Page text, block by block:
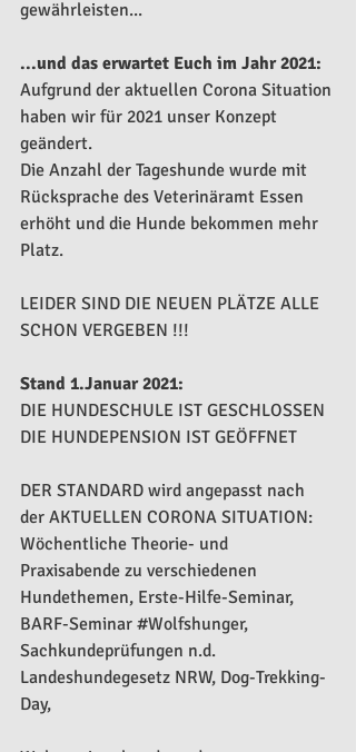
gewährleisten...
...und das erwartet Euch im Jahr 2021:
Aufgrund der aktuellen Corona Situation
haben wir für 2021 unser Konzept
geändert.
Die Anzahl der Tageshunde wurde mit
Rücksprache des Veterinäramt Essen
erhöht und die Hunde bekommen mehr
Platz.
LEIDER SIND DIE NEUEN PLÄTZE ALLE
SCHON VERGEBEN !!!
Stand 1.Januar 2021:
DIE HUNDESCHULE IST GESCHLOSSEN
DIE HUNDEPENSION IST GEÖFFNET
DER STANDARD wird angepasst nach
der AKTUELLEN CORONA SITUATION:
Wöchentliche Theorie- und
Praxisabende zu verschiedenen
Hundethemen, Erste-Hilfe-Seminar,
BARF-Seminar #Wolfshunger,
Sachkundeprüfungen n.d.
Landeshundegesetz NRW, Dog-Trekking-
Day,